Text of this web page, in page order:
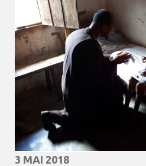
3 MAI 2018